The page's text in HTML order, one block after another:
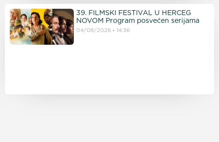
39. FILMSKI FESTIVAL U HERCEG
NOVOM Program posvećen serijama
04/08/2026 14:36